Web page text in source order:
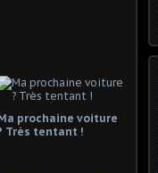
prochaine voiture
Très tentant !